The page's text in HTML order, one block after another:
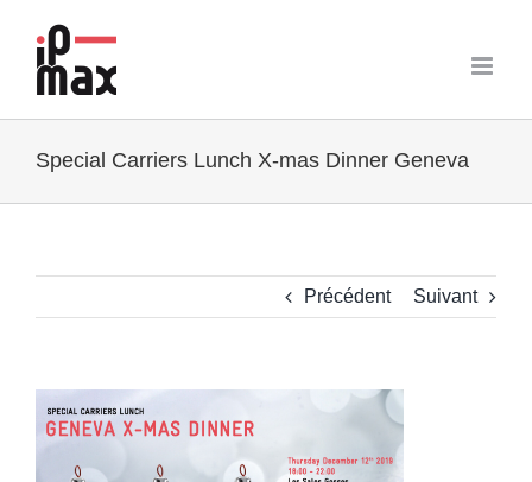
Special Carriers Lunch X-mas Dinner Geneva
Précédent Suivant
Voir
l'image
agrandie